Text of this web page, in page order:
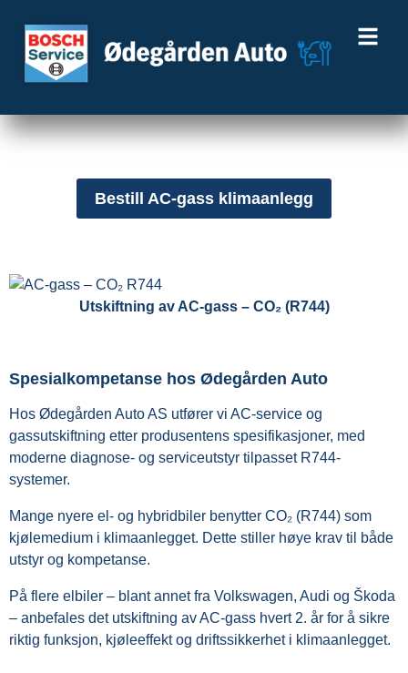
Bestill AC-gass klimaanlegg
Utskiftning av AC-gass – CO₂ (R744)
Spesialkompetanse hos Ødegården Auto
Hos Ødegården Auto AS utfører vi AC-service og
gassutskiftning etter produsentens spesifikasjoner, med
moderne diagnose- og serviceutstyr tilpasset R744-
systemer.
Mange nyere el- og hybridbiler benytter CO₂ (R744) som
kjølemedium i klimaanlegget. Dette stiller høye krav til både
utstyr og kompetanse.
På flere elbiler – blant annet fra Volkswagen, Audi og Škoda
– anbefales det utskiftning av AC-gass hvert 2. år for å sikre
riktig funksjon, kjøleeffekt og driftssikkerhet i klimaanlegget.